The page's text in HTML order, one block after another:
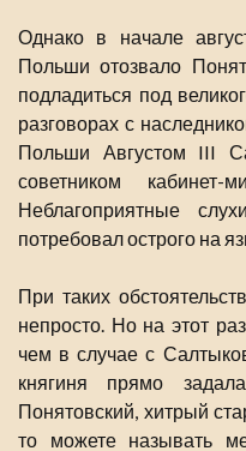
Однако в начале
Польши отозвало
подладиться под
разговорах с
Польши Августом III
советником
Неблагоприятные
потребовал острого на
При таких
непросто. Но на этот
чем в случае с
княгиня прямо
Понятовский, хитрый
то можете называть